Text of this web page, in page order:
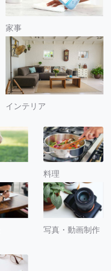
家事
インテリア
料理
写真・動画制作